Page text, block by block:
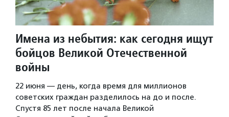
Имена из небытия: как сегодня ищут
бойцов Великой Отечественной
войны
22 июня — день, когда время для миллионов
советских граждан разделилось на до и после.
Спустя 85 лет после начала Великой